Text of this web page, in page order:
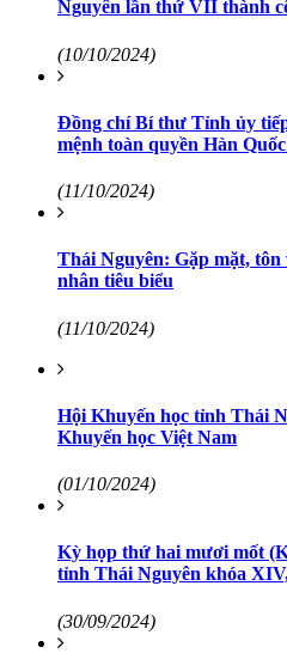
Nguyên lần thứ VII thành
(10/10/2024)
Đồng chí Bí thư Tỉnh ủy
mệnh toàn quyền Hàn
(11/10/2024)
Thái Nguyên: Gặp mặt,
nhân tiêu biểu
(11/10/2024)
Hội Khuyến học tỉnh Thái
Khuyến học Việt Nam
(01/10/2024)
Kỳ họp thứ hai mươi mốt
tỉnh Thái Nguyên khóa
(30/09/2024)